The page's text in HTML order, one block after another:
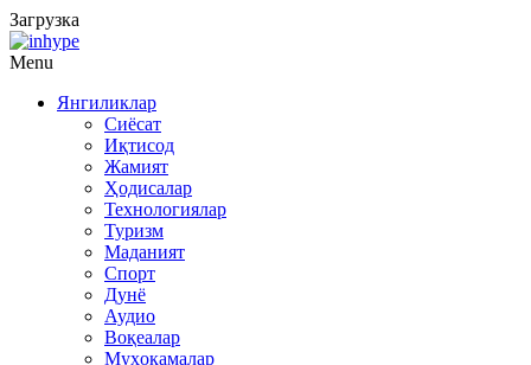
Загрузка
Menu
Янгиликлар
Сиёсат
Иқтисод
Жамият
Ҳодисалар
Технологиялар
Туризм
Маданият
Спорт
Дунё
Аудио
Воқеалар
Муҳокамалар